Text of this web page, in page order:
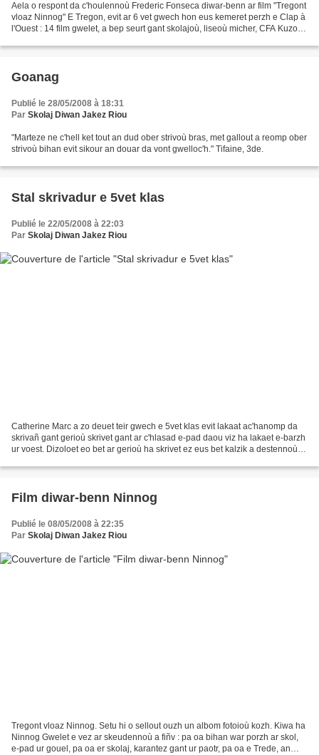
Aela o respont da c'houlennoù Frederic Fonseca diwar-benn ar film "Tregont
vloaz Ninnog" E Tregon, evit ar 6 vet gwech hon eus kemeret perzh e Clap à
l'Ouest : 14 film gwelet, a bep seurt gant skolajoù, liseoù micher, CFA Kuzon
Goanag
Publié le 28/05/2008 à 18:31
Par Skolaj Diwan Jakez Riou
"Marteze ne c'hell ket tout an dud ober strivoù bras, met gallout a reomp ober
strivoù bihan evit sikour an douar da vont gwelloc'h." Tifaine, 3de.
Stal skrivadur e 5vet klas
Publié le 22/05/2008 à 22:03
Par Skolaj Diwan Jakez Riou
Catherine Marc a zo deuet teir gwech e 5vet klas evit lakaat ac'hanomp da
skrivañ gant gerioù skrivet gant ar c'hlasad e-pad daou viz ha lakaet e-barzh
ur voest. Dizoloet eo bet ar gerioù ha skrivet ez eus bet kalzik a destennoù
Film diwar-benn Ninnog
Publié le 08/05/2008 à 22:35
Par Skolaj Diwan Jakez Riou
Tregont vloaz Ninnog. Setu hi o sellout ouzh un albom fotoioù kozh. Kiwa ha
Ninnog Gwelet e vez ar skeudennoù a fiñv : pa oa bihan war porzh ar skol,
e-pad ur gouel, pa oa er skolaj, karantez gant ur paotr, pa oa e Trede, an